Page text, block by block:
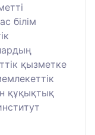
білім
қызметке
құқықтық